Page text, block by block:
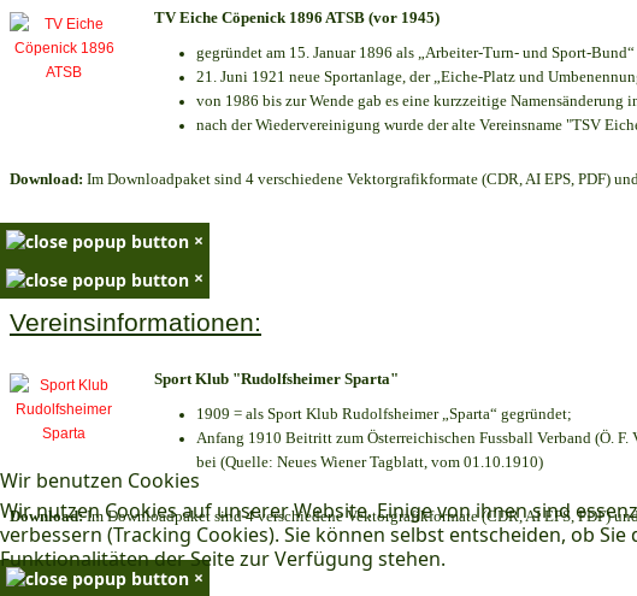
Wir benutzen Cookies
Wir nutzen Cookies auf unserer Website. Einige von ihnen sind
verbessern (Tracking Cookies). Sie können selbst entscheiden, ob
Funktionalitäten der Seite zur Verfügung stehen.
TV Eiche Cöpenick 1896 ATSB (vor 1945)
gegründet am 15. Januar 1896 als „Arbeiter-Turn- und Sport-
21. Juni 1921 neue Sportanlage, der „Eiche-Platz und
von 1986 bis zur Wende gab es eine kurzzeitige Namensänderung
nach der Wiedervereinigung wurde der alte Vereinsname "TSV
Download: Im Downloadpaket sind 4 verschiedene Vektorgrafikformate (CDR, AI EPS, PDF)
×
×
Vereinsinformationen:
Sport Klub "Rudolfsheimer Sparta"
1909 = als Sport Klub Rudolfsheimer „Sparta“ gegründet;
Anfang 1910 Beitritt zum Österreichischen Fussball Verband (Ö.
bei (Quelle: Neues Wiener Tagblatt, vom 01.10.1910)
Download:Im Downloadpaket sind 4 verschiedene Vektorgrafikformate (CDR, AI EPS, PDF)
×